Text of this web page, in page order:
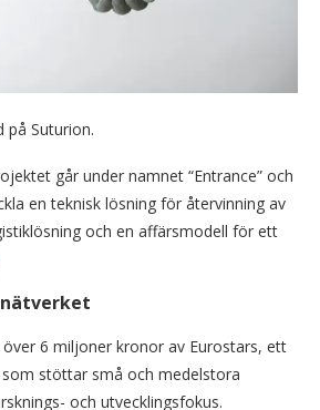
på Suturion.
går under namnet “Entrance” och
en teknisk lösning för återvinning av
och en affärsmodell för ett
nätverket
6 miljoner kronor av Eurostars, ett
stöttar små och medelstora
och utvecklingsfokus.